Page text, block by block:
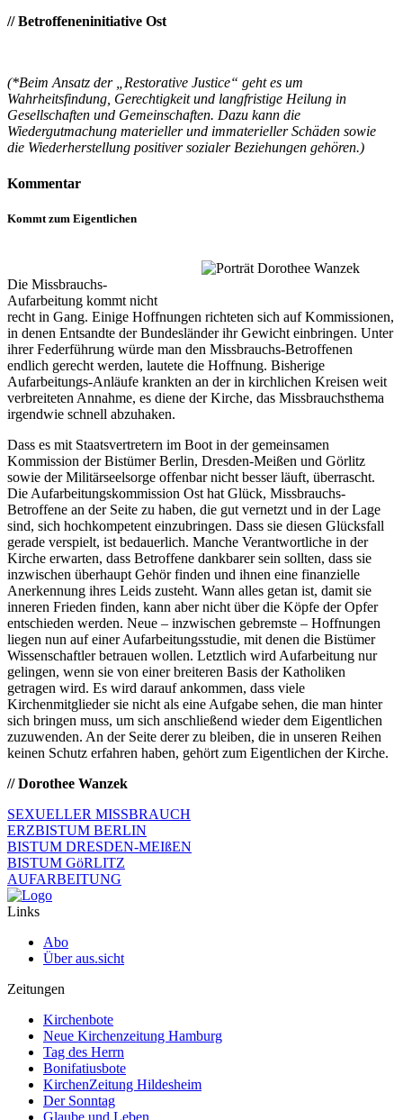
// Betroffeneninitiative Ost
(*Beim Ansatz der „Restorative Justice“ geht es um
Wahrheitsfindung, Gerechtigkeit und langfristige Heilung in
Gesellschaften und Gemeinschaften. Dazu kann die
Wiedergutmachung materieller und immaterieller Schäden sowie
die Wiederherstellung positiver sozialer Beziehungen gehören.)
Kommentar
Kommt zum Eigentlichen
Die Missbrauchs-
Aufarbeitung kommt nicht
recht in Gang. Einige Hoffnungen richteten sich auf Kommissionen,
in denen Entsandte der Bundesländer ihr Gewicht einbringen. Unter
ihrer Federführung würde man den Missbrauchs-Betroffenen
endlich gerecht werden, lautete die Hoffnung. Bisherige
Aufarbeitungs-Anläufe krankten an der in kirchlichen Kreisen weit
verbreiteten Annahme, es diene der Kirche, das Missbrauchsthema
irgendwie schnell abzuhaken.
Dass es mit Staatsvertretern im Boot in der gemeinsamen
Kommission der Bistümer Berlin, Dresden-Meißen und Görlitz
sowie der Militärseelsorge offenbar nicht besser läuft, überrascht.
Die Aufarbeitungskommission Ost hat Glück, Missbrauchs-
Betroffene an der Seite zu haben, die gut vernetzt und in der Lage
sind, sich hochkompetent einzubringen. Dass sie diesen Glücksfall
gerade verspielt, ist bedauerlich. Manche Verantwortliche in der
Kirche erwarten, dass Betroffene dankbarer sein sollten, dass sie
inzwischen überhaupt Gehör finden und ihnen eine finanzielle
Anerkennung ihres Leids zusteht. Wann alles getan ist, damit sie
inneren Frieden finden, kann aber nicht über die Köpfe der Opfer
entschieden werden. Neue – inzwischen gebremste – Hoffnungen
liegen nun auf einer Aufarbeitungsstudie, mit denen die Bistümer
Wissenschaftler betrauen wollen. Letztlich wird Aufarbeitung nur
gelingen, wenn sie von einer breiteren Basis der Katholiken
getragen wird. Es wird darauf ankommen, dass viele
Kirchenmitglieder sie nicht als eine Aufgabe sehen, die man hinter
sich bringen muss, um sich anschließend wieder dem Eigentlichen
zuzuwenden. An der Seite derer zu bleiben, die in unseren Reihen
keinen Schutz erfahren haben, gehört zum Eigentlichen der Kirche.
// Dorothee Wanzek
SEXUELLER MISSBRAUCH
ERZBISTUM BERLIN
BISTUM DRESDEN-MEIßEN
BISTUM GöRLITZ
AUFARBEITUNG
Links
Abo
Über aus.sicht
Zeitungen
Kirchenbote
Neue Kirchenzeitung Hamburg
Tag des Herrn
Bonifatiusbote
KirchenZeitung Hildesheim
Der Sonntag
Glaube und Leben